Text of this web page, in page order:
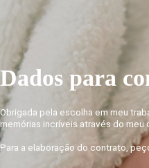
Dados para
Obrigada pela escolha em meu
memórias incríveis através do meu
Para a elaboração do contrato,